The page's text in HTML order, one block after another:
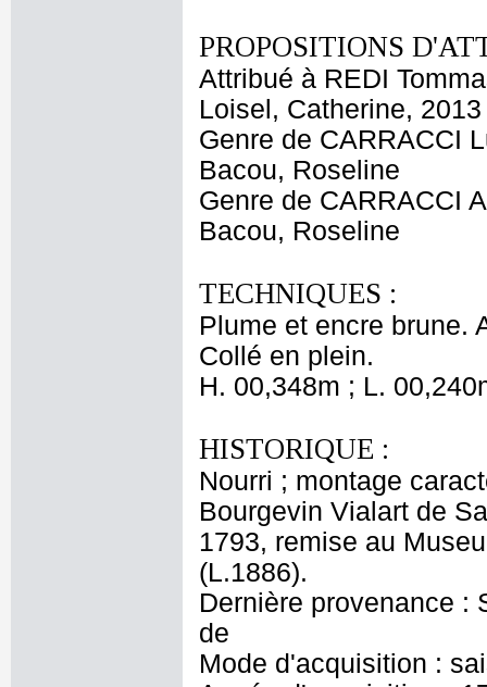
PROPOSITIONS
Attribué à REDI
Loisel, Catherine, 2013
Genre de CARRACCI
Bacou, Roseline
Genre de CARRACCI
Bacou, Roseline
TECHNIQUES :
Plume et encre brune.
Collé en plein.
H. 00,348m ; L.
HISTORIQUE :
Nourri ; montage
Bourgevin Vialart de
1793, remise au
(L.1886).
Dernière provenance :
de
Mode d'acquisition :